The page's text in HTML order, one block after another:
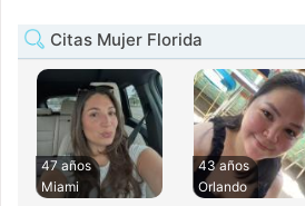
Citas Mujer Florida
47 años
Miami
43 años
Orlando